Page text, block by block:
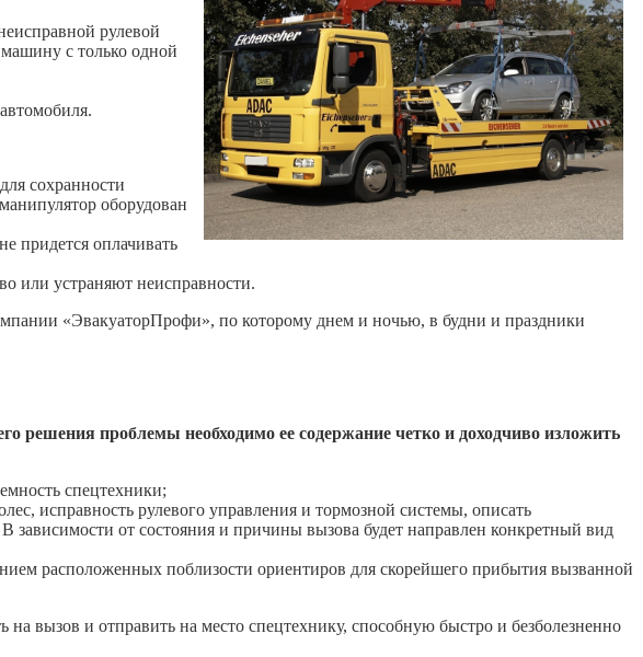
рулевой
с только одной
сохранности
оборудован
придется оплачивать
или устраняют неисправности.
«ЭвакуаторПрофи», по которому днем и ночью, в будни и праздники
решения проблемы необходимо ее содержание четко и доходчиво изложить
спецтехники;
исправность рулевого управления и тормозной системы, описать
от состояния и причины вызова будет направлен конкретный вид
расположенных поблизости ориентиров для скорейшего прибытия вызванной
вызов и отправить на место спецтехнику, способную быстро и безболезненно